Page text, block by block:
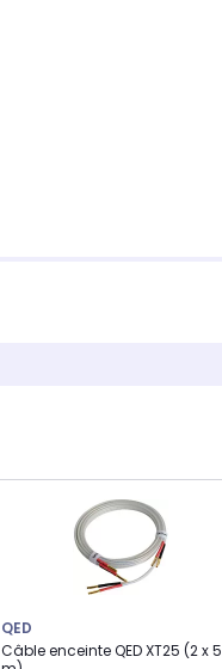
QED
Câble enceinte QED XT25 (2 x 5